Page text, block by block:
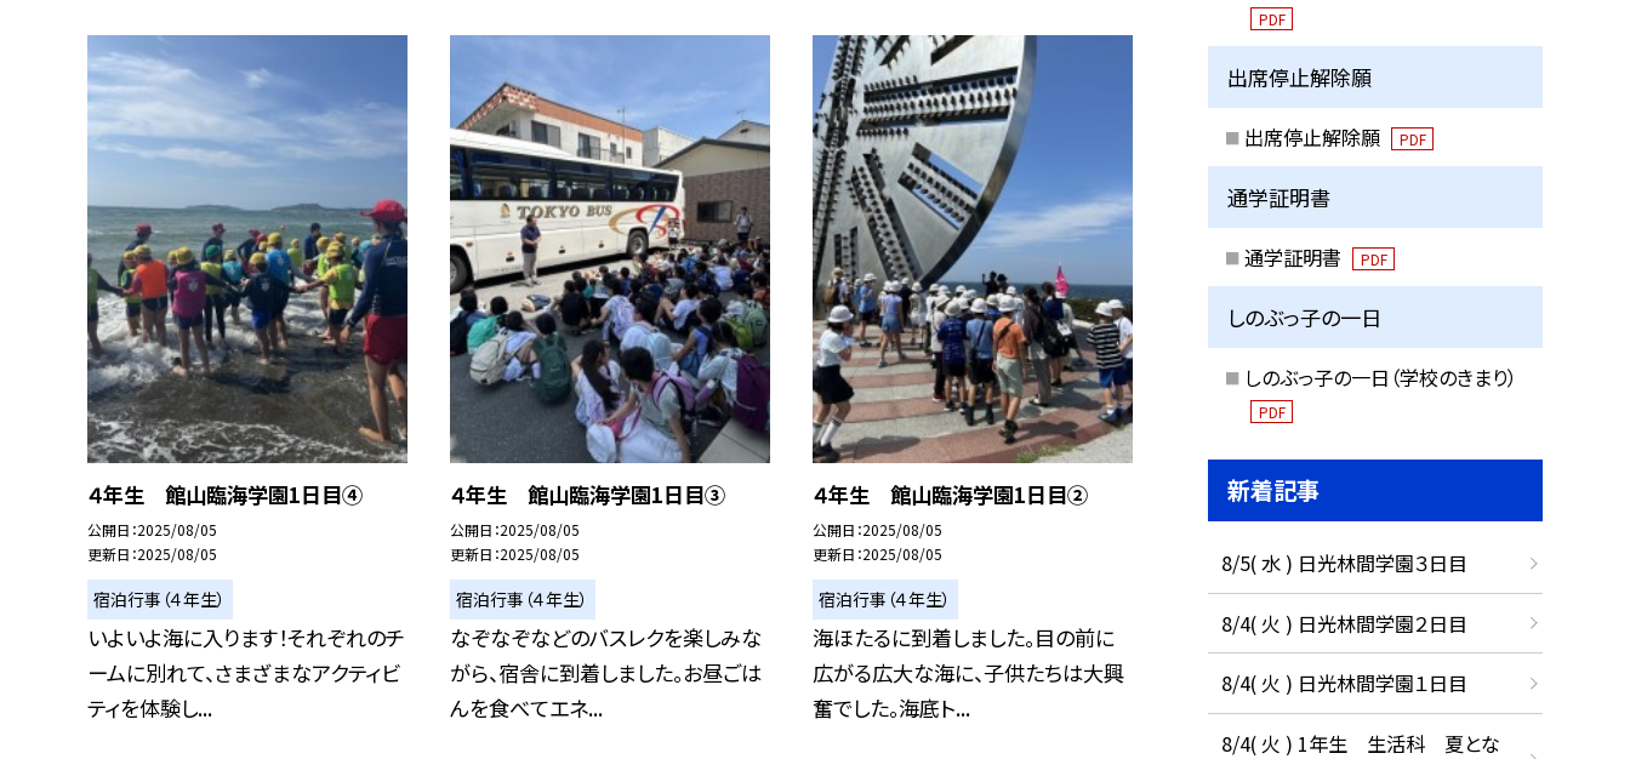
４年生 館山臨海学園1日目④
公開日 2025/08/05
更新日 2025/08/05
宿泊行事（４年生）
いよいよ海に入ります！それぞれのチ
ームに別れて、さまざまなアクティビ
ティを体験し...
４年生 館山臨海学園1日目③
公開日 2025/08/05
更新日 2025/08/05
宿泊行事（４年生）
なぞなぞなどのバスレクを楽しみな
がら、宿舎に到着しました。お昼ごは
んを食べてエネ...
４年生 館山臨海学園1日目②
公開日 2025/08/05
更新日 2025/08/05
宿泊行事（４年生）
海ほたるに到着しました。目の前に
広がる広大な海に、子供たちは大興
奮でした。海底ト...
PDF
出席停止解除願
出席停止解除願 PDF
通学証明書
通学証明書 PDF
しのぶっ子の一日
しのぶっ子の一日（学校のきまり）
PDF
新着記事
8/5( 水 ) 日光林間学園３日目
8/4( 火 ) 日光林間学園２日目
8/4( 火 ) 日光林間学園１日目
8/4( 火 ) 1年生 生活科 夏とな